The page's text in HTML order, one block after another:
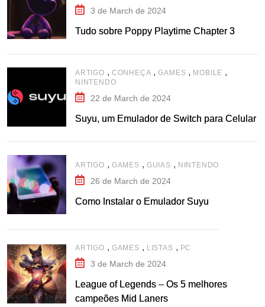
3 de March de 2024
Tudo sobre Poppy Playtime Chapter 3
ARTIGO , CONHEÇA ,GAMES , MOBILE ,
NINTENDO
22 de March de 2024
Suyu, um Emulador de Switch para Celular
ARTIGO , GAMES , GUIAS , NINTENDO
26 de March de 2024
Como Instalar o Emulador Suyu
ARTIGO , GAMES , LISTAS , PC
3 de March de 2024
League of Legends – Os 5 melhores
campeões Mid Laners